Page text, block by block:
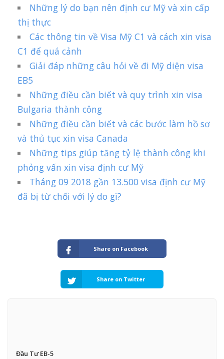
Những lý do bạn nên định cư Mỹ và xin cấp
thị thực
Các thông tin về Visa Mỹ C1 và cách xin visa
C1 để quá cảnh
Giải đáp những câu hỏi về đi Mỹ diện visa
EB5
Những điều cần biết và quy trình xin visa
Bulgaria thành công
Những điều cần biết và các bước làm hồ sơ
và thủ tục xin visa Canada
Những tips giúp tăng tỷ lệ thành công khi
phỏng vấn xin visa định cư Mỹ
Tháng 09 2018 gần 13.500 visa định cư Mỹ
đã bị từ chối với lý do gì?
Share on Facebook
Share on Twitter
Đầu Tư EB-5